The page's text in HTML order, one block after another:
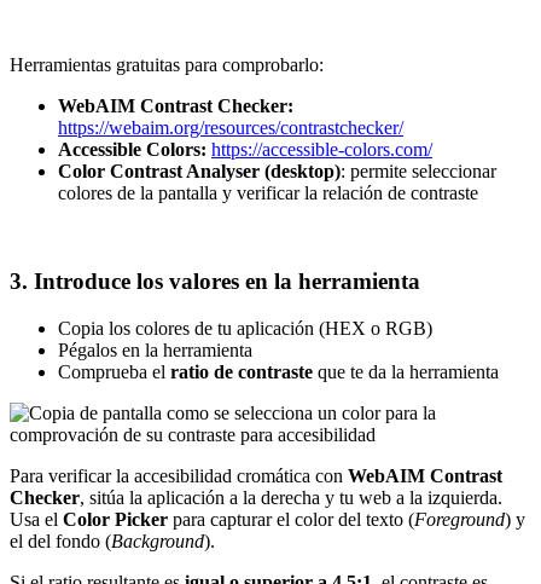
Herramientas gratuitas para comprobarlo:
WebAIM Contrast Checker:
https://webaim.org/resources/contrastchecker/
Accessible Colors: https://accessible-colors.com/
Color Contrast Analyser (desktop): permite seleccionar
colores de la pantalla y verificar la relación de contraste
3. Introduce los valores en la herramienta
Copia los colores de tu aplicación (HEX o RGB)
Pégalos en la herramienta
Comprueba el ratio de contraste que te da la herramienta
Para verificar la accesibilidad cromática con WebAIM Contrast
Checker, sitúa la aplicación a la derecha y tu web a la izquierda.
Usa el Color Picker para capturar el color del texto (Foreground) y
el del fondo (Background).